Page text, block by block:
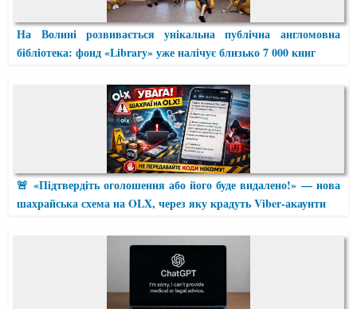
На Волині розвивається унікальна публічна англомовна
бібліотека: фонд «Library» уже налічує близько 7 000 книг
🚨 «Підтвердіть оголошення або його буде видалено!» — нова
шахрайська схема на OLX, через яку крадуть Viber-акаунти